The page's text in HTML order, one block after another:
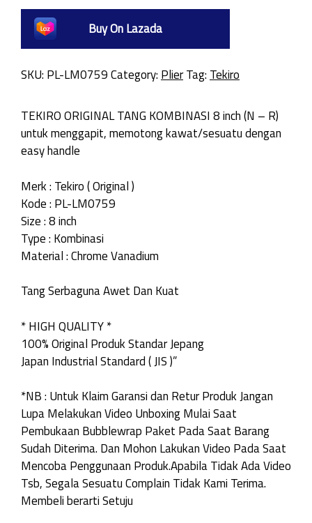
Buy On Lazada
SKU: PL-LM0759Category: PlierTag: Tekiro
TEKIRO ORIGINAL TANG KOMBINASI 8 inch (N – R)
untuk menggapit, memotong kawat/sesuatu dengan
easy handle
Merk : Tekiro ( Original )
Kode : PL-LM0759
Size : 8 inch
Type : Kombinasi
Material : Chrome Vanadium
Tang Serbaguna Awet Dan Kuat
* HIGH QUALITY *
100% Original Produk Standar Jepang
Japan Industrial Standard ( JIS )”
*NB : Untuk Klaim Garansi dan Retur Produk Jangan
Lupa Melakukan Video Unboxing Mulai Saat
Pembukaan Bubblewrap Paket Pada Saat Barang
Sudah Diterima. Dan Mohon Lakukan Video Pada Saat
Mencoba Penggunaan Produk.Apabila Tidak Ada Video
Tsb, Segala Sesuatu Complain Tidak Kami Terima.
Membeli berarti Setuju